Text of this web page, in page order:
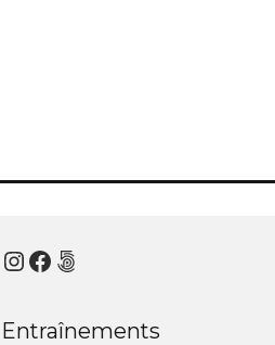
Instagram
Facebook
500px
Entraînements